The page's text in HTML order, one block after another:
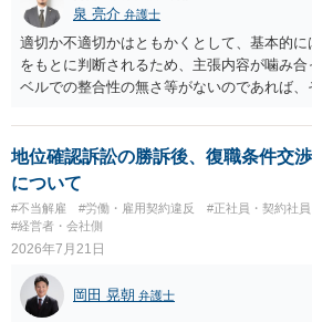
泉 亮介 弁護士
適切か不適切かはともかくとして、基本的
をもとに判断されるため、主張内容が噛み
ベルでの整合性の無さ等がないのであれば
地位確認訴訟の勝訴後、復職条件交
について
#不当解雇 #労働・雇用契約違反 #正社員・契約社員
#経営者・会社側
2026年7月21日
岡田 晃朝 弁護士